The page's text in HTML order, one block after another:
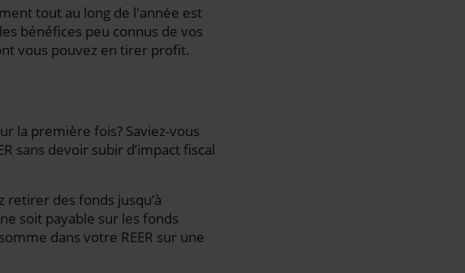
tout au long de l'année est
bénéfices peu connus de vos
vous pouvez en tirer profit.
la première fois? Saviez-vous
sans devoir subir d’impact fiscal
retirer des fonds jusqu’à
soit payable sur les fonds
dans votre REER sur une